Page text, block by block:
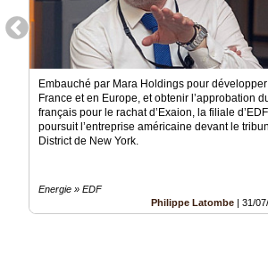
Embauché par Mara Holdings pour
France et en Europe, et obtenir l’approbation
français pour le rachat d’Exaion, la filiale
poursuit l’entreprise américaine devant le
District de New York.
Energie » EDF
Philippe Latombe | 31/